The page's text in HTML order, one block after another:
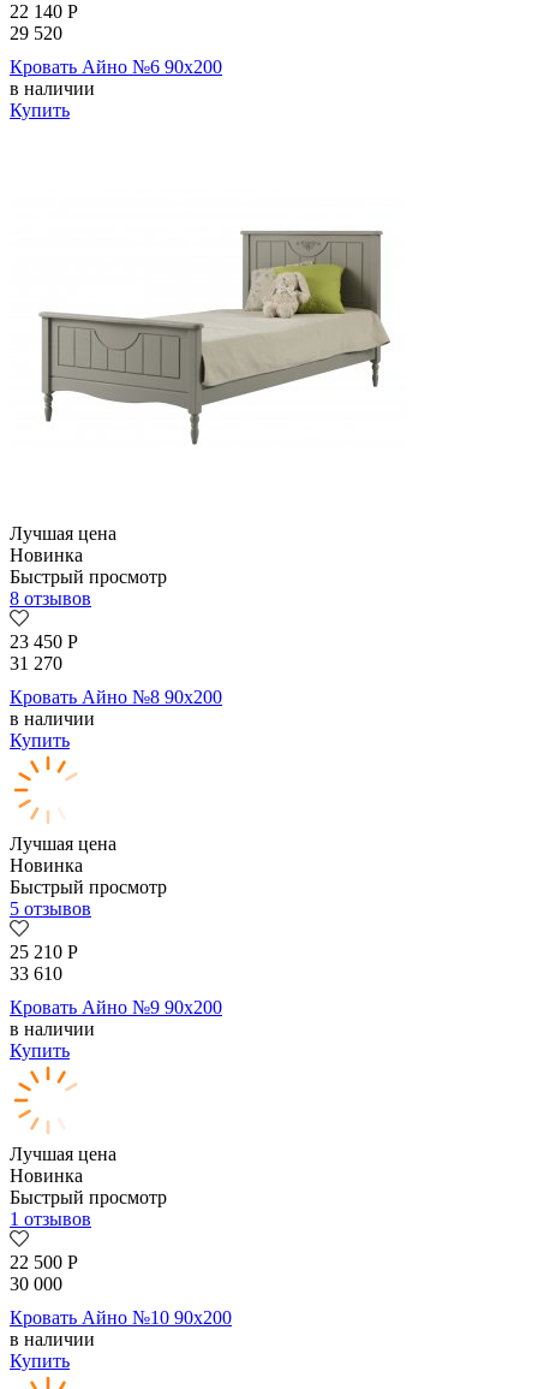
22 140 Р
29 520
Кровать Айно №6 90х200
в наличии
Купить
Лучшая цена
Новинка
Быстрый просмотр
8 отзывов
23 450 Р
31 270
Кровать Айно №8 90х200
в наличии
Купить
Лучшая цена
Новинка
Быстрый просмотр
5 отзывов
25 210 Р
33 610
Кровать Айно №9 90х200
в наличии
Купить
Лучшая цена
Новинка
Быстрый просмотр
1 отзывов
22 500 Р
30 000
Кровать Айно №10 90х200
в наличии
Купить